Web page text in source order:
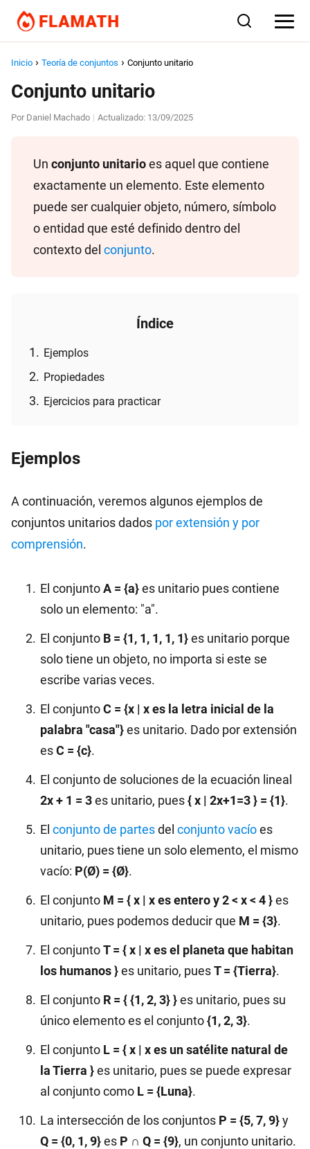
Inicio Teoría de conjuntos Conjunto unitario
Conjunto unitario
Por Daniel Machado | Actualizado: 13/09/2025
Un conjunto unitarioes aquel que contiene
exactamente un elemento. Este elemento
puede ser cualquier objeto, número, símbolo
o entidad que esté definido dentro del
contexto del conjunto.
Índice
Ejemplos
Propiedades
Ejercicios para practicar
Ejemplos
A continuación, veremos algunos ejemplos de
conjuntos unitarios dados por extensión y por
comprensión.
El conjuntoA = {a}es unitario pues contiene
solo un elemento: "a".
El conjunto B = {1, 1, 1, 1, 1}es unitario porque
solo tiene un objeto, no importa si este se
escribe varias veces.
El conjuntoC = {x | x es la letra inicial de la
palabra "casa"}es unitario. Dado por extensión
esC = {c}.
El conjunto de soluciones de la ecuación lineal
2x + 1 = 3es unitario, pues{ x | 2x+1=3 } = {1}.
El conjunto de partesdel conjunto vacíoes
unitario, pues tiene un solo elemento, el mismo
vacío: P(Ø) = {Ø}.
El conjunto M = { x | x es entero y 2 < x < 4 }es
unitario, pues podemos deducir que M = {3}.
El conjuntoT = { x | x es el planeta que habitan
los humanos }es unitario, puesT = {Tierra}.
El conjunto R = { {1, 2, 3} }es unitario, pues su
único elemento es el conjunto{1, 2, 3}.
El conjunto L = { x | x es un satélite natural de
la Tierra }es unitario, pues se puede expresar
al conjunto como L = {Luna}.
La intersección de los conjuntos P = {5, 7, 9}y
Q = {0, 1, 9}es P ∩ Q = {9}, un conjunto unitario.